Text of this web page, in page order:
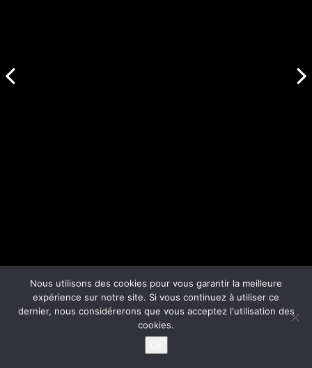
Nous utilisons des cookies pour vous garantir la meilleure
expérience sur notre site. Si vous continuez à utiliser ce
dernier, nous considérerons que vous acceptez l'utilisation des
cookies.